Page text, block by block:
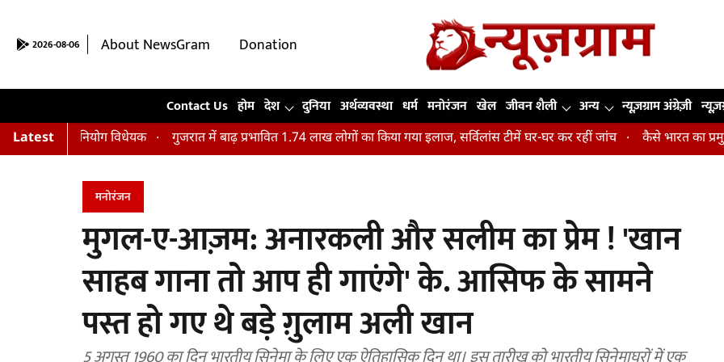
2026-08-06 About NewsGram
Donation
Contact Us होम देश दुनिया अर्थव्यवस्था धर्म मनोरंजन खेल जीवन शैली अन्य न्यूज़ग्राम अंग्रेज़ी
Latestविधेयक गुजरात में बाढ़ प्रभावित 1.74 लाख लोगों का किया गया इलाज, सर्विलांस टीमें घर-घर कर रहीं जांच कैसे भारत का प्रमुख हाई-
मनोरंजन
मुगल-ए-आज़म: अनारकली और सलीम का प्रेम ! 'खान
साहब गाना तो आप ही गाएंगे' के. आसिफ के सामने
पस्त हो गए थे बड़े ग़ुलाम अली खान